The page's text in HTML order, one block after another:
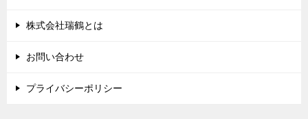
株式会社瑞鶴とは
お問い合わせ
プライバシーポリシー